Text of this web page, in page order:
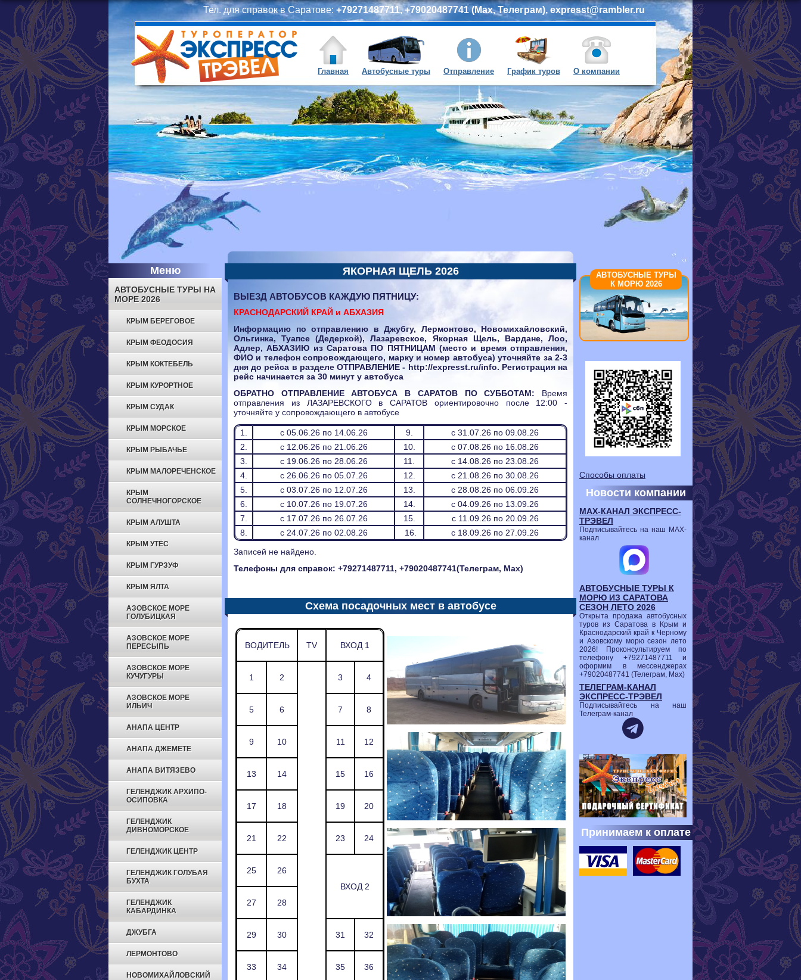
Тел. для справок в Саратове: +79271487711, +79020487741 (Max, Телеграм), expresst@rambler.ru
Главная Автобусные туры Отправление График туров О компании
Меню
АВТОБУСНЫЕ ТУРЫ НА
МОРЕ 2026
КРЫМ БЕРЕГОВОЕ
КРЫМ ФЕОДОСИЯ
КРЫМ КОКТЕБЕЛЬ
КРЫМ КУРОРТНОЕ
КРЫМ СУДАК
КРЫМ МОРСКОЕ
КРЫМ РЫБАЧЬЕ
КРЫМ МАЛОРЕЧЕНСКОЕ
КРЫМ
СОЛНЕЧНОГОРСКОЕ
КРЫМ АЛУШТА
КРЫМ УТЁС
КРЫМ ГУРЗУФ
КРЫМ ЯЛТА
АЗОВСКОЕ МОРЕ
ГОЛУБИЦКАЯ
АЗОВСКОЕ МОРЕ
ПЕРЕСЫПЬ
АЗОВСКОЕ МОРЕ
КУЧУГУРЫ
АЗОВСКОЕ МОРЕ
ИЛЬИЧ
АНАПА ЦЕНТР
АНАПА ДЖЕМЕТЕ
АНАПА ВИТЯЗЕВО
ГЕЛЕНДЖИК АРХИПО-
ОСИПОВКА
ГЕЛЕНДЖИК
ДИВНОМОРСКОЕ
ГЕЛЕНДЖИК ЦЕНТР
ГЕЛЕНДЖИК ГОЛУБАЯ
БУХТА
ГЕЛЕНДЖИК
КАБАРДИНКА
ДЖУБГА
ЛЕРМОНТОВО
НОВОМИХАЙЛОВСКИЙ
ЯКОРНАЯ ЩЕЛЬ 2026
ВЫЕЗД АВТОБУСОВ КАЖДУЮ ПЯТНИЦУ:
КРАСНОДАРСКИЙ КРАЙ и АБХАЗИЯ
Информацию по отправлению в Джубгу, Лермонтово, Новомихайловский,
Ольгинка, Туапсе (Дедеркой), Лазаревское, Якорная Щель, Вардане, Лоо,
Адлер, АБХАЗИЮ из Саратова ПО ПЯТНИЦАМ (место и время отправления,
ФИО и телефон сопровождающего, марку и номер автобуса) уточняйте за 2-3
дня до рейса в разделе ОТПРАВЛЕНИЕ - http://expresst.ru/info. Регистрация на
рейс начинается за 30 минут у автобуса
ОБРАТНО ОТПРАВЛЕНИЕ АВТОБУСА В САРАТОВ ПО СУББОТАМ: Время
отправления из ЛАЗАРЕВСКОГО в САРАТОВ ориентировочно после 12:00 -
уточняйте у сопровождающего в автобусе
1. с 05.06.26 по 14.06.26 9.
с 31.07.26 по 09.08.26
2.
с 12.06.26 по 21.06.26 10.
с 07.08.26 по 16.08.26
3.
с 19.06.26 по 28.06.26 11.
с 14.08.26 по 23.08.26
4.
с 26.06.26 по 05.07.26 12.
с 21.08.26 по 30.08.26
5.
с 03.07.26 по 12.07.26 13.
с 28.08.26 по 06.09.26
6.
с 10.07.26 по 19.07.26 14.
с 04.09.26 по 13.09.26
7.
с 17.07.26 по 26.07.26 15.
с 11.09.26 по 20.09.26
8.
с 24.07.26 по 02.08.26 16.
с 18.09.26 по 27.09.26
Записей не найдено.
Телефоны для справок: +79271487711, +79020487741(Телеграм, Мах)
Схема посадочных мест в автобусе
ВОДИТЕЛЬ TV ВХОД 1
1 2 3 4
5 6 7 8
9 10 11 12
13 14 15 16
17 18 19 20
21 22 23 24
25
26
ВХОД 2
27
28
29 30 31 32
33 34 35 36
АВТОБУСНЫЕ ТУРЫ
К МОРЮ 2026
Способы оплаты
Новости компании
МАХ-КАНАЛ ЭКСПРЕСС-
ТРЭВЕЛ
Подписывайтесь на наш МАХ-
канал
АВТОБУСНЫЕ ТУРЫ К
МОРЮ ИЗ САРАТОВА
СЕЗОН ЛЕТО 2026
Открыта продажа автобусных
туров из Саратова в Крым и
Краснодарский край к Черному
и Азовскому морю сезон лето
2026! Проконсультируем по
телефону +79271487711 и
оформим в мессенджерах
+79020487741 (Телеграм, Мах)
ТЕЛЕГРАМ-КАНАЛ
ЭКСПРЕСС-ТРЭВЕЛ
Подписывайтесь на наш
Телеграм-канал
Принимаем к оплате